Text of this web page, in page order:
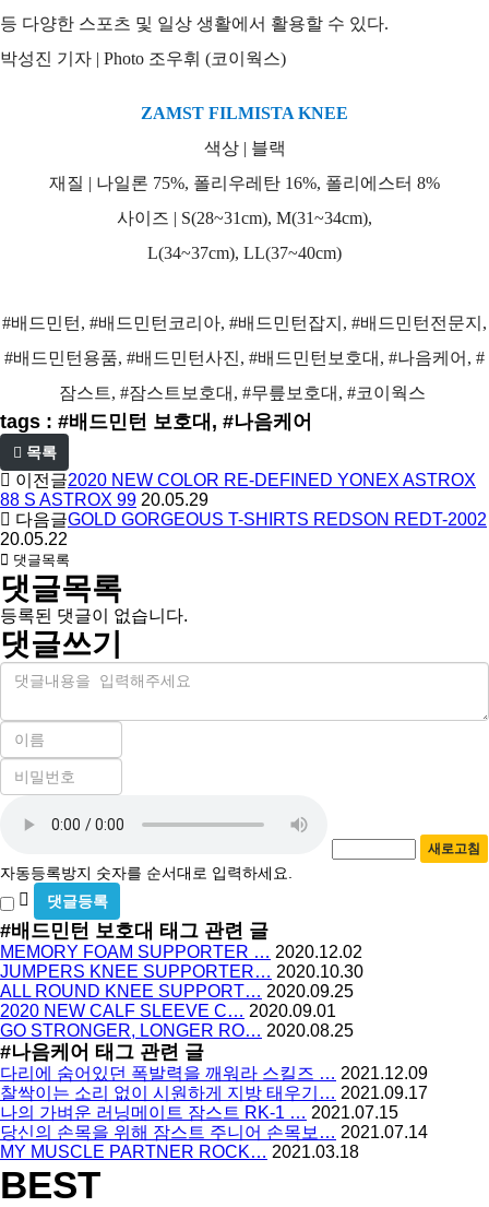
등 다양한 스포츠 및 일상 생활에서 활용할 수 있다.
박성진 기자 | Photo 조우휘 (코이웍스)
ZAMST FILMISTA KNEE
색상 | 블랙
재질 | 나일론 75%, 폴리우레탄 16%, 폴리에스터 8%
사이즈 | S(28~31cm), M(31~34cm),
L(34~37cm), LL(37~40cm)
#배드민턴, #배드민턴코리아, #배드민턴잡지, #배드민턴전문지,
#배드민턴용품, #배드민턴사진, #배드민턴보호대, #나음케어, #
잠스트, #잠스트보호대, #무릎보호대, #코이웍스
tags : #배드민턴 보호대, #나음케어
목록
이전글2020 NEW COLOR RE-DEFINED YONEX ASTROX
88 S ASTROX 99 20.05.29
다음글GOLD GORGEOUS T-SHIRTS REDSON REDT-2002
20.05.22
댓글목록
댓글목록
등록된 댓글이 없습니다.
댓글쓰기
내
이
필
수
비
밀
수
록
방
지
새로고침
자동등록방지 숫자를 순서대로 입력하세요.
밀
글
사
용
#배드민턴 보호대 태그 관련 글
MEMORY FOAM SUPPORTER … 2020.12.02
JUMPERS KNEE SUPPORTER… 2020.10.30
ALL ROUND KNEE SUPPORT… 2020.09.25
2020 NEW CALF SLEEVE C… 2020.09.01
GO STRONGER, LONGER RO… 2020.08.25
#나음케어 태그 관련 글
다리에 숨어있던 폭발력을 깨워라 스킬즈 … 2021.12.09
찰싹이는 소리 없이 시원하게 지방 태우기… 2021.09.17
나의 가벼운 러닝메이트 잠스트 RK-1 … 2021.07.15
당신의 손목을 위해 잠스트 주니어 손목보… 2021.07.14
MY MUSCLE PARTNER ROCK… 2021.03.18
BEST